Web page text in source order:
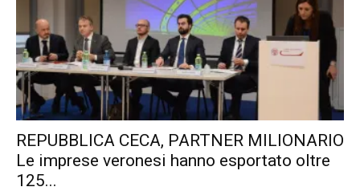
REPUBBLICA CECA, PARTNER MILIONARIO
Le imprese veronesi hanno esportato oltre
125...